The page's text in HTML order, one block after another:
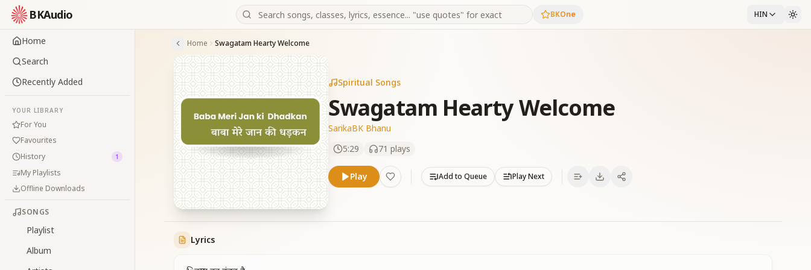
BKAudio BKOne HIN
Home
Search
Recently Added
YOUR LIBRARY
For You
Favourites
History
1
My Playlists
Offline Downloads
SONGS
Playlist
Album
Home Swagatam Hearty Welcome
Spiritual Songs
Swagatam Hearty Welcome
SarikaBK Bhanu
5:29
71 plays
Play Add to Queue Play Next
Lyrics